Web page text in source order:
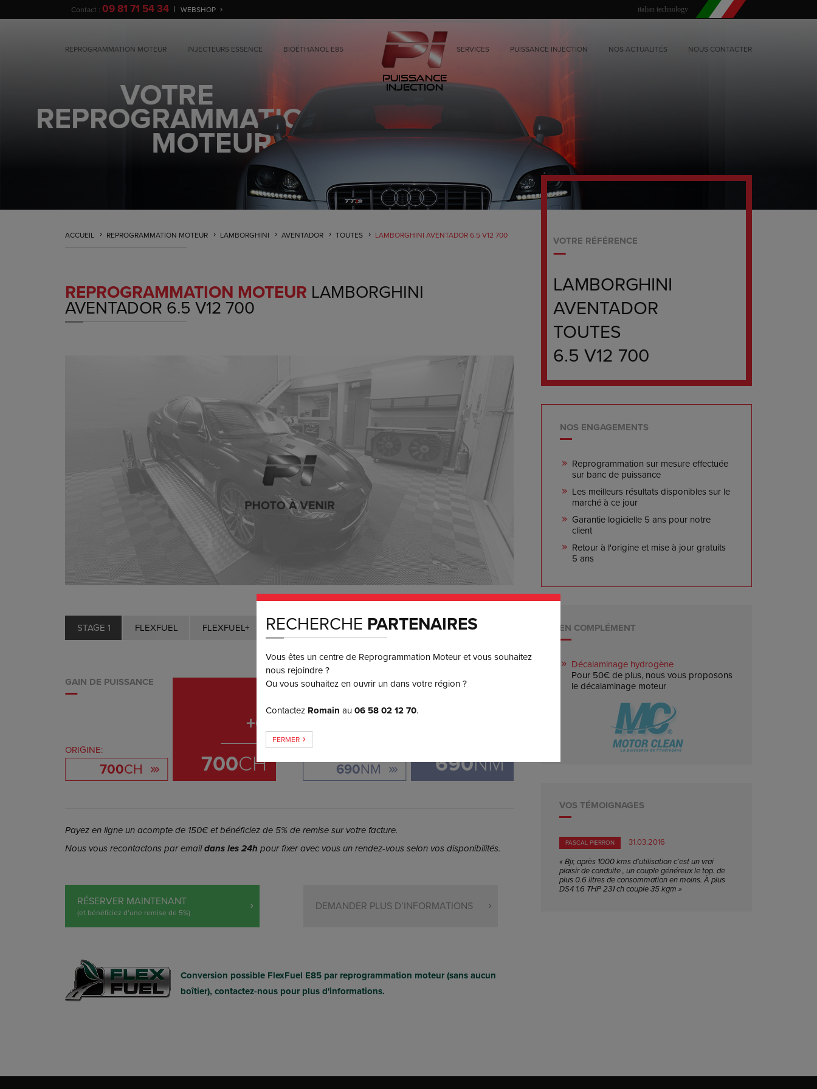
italian technology
Contact : 09 81 71 54 34 WEBSHOP
Puissance
Injection
REPROGRAMMATION MOTEUR INJECTEURS ESSENCE BIOÉTHANOL E85 SERVICES PUISSANCE INJECTION NOS ACTUALITÉS NOUS CONTACTER
ACCUEIL REPROGRAMMATION MOTEUR LAMBORGHINI AVENTADOR TOUTES LAMBORGHINI AVENTADOR 6.5 V12 700
REPROGRAMMATION MOTEUR LAMBORGHINI
AVENTADOR 6.5 V12 700
STAGE 1 FLEXFUEL FLEXFUEL+ 3 ou 4x
SANS FRAIS 0
GAIN DE PUISSANCE
ORIGINE:
700CH
+0
700CH
GAIN DE COUPLE
ORIGINE:
690NM 690NM
Payez en ligne un acompte de 150€ et bénéficiez de 5% de remise sur votre facture.
Nous vous recontactons par emaildans les 24h pour fixer avec vous un rendez-vous selon vos disponibilités.
RÉSERVER MAINTENANT
(et bénéficiez d’une remise de 5%) DEMANDER PLUS D’INFORMATIONS
Conversion possible FlexFuel E85 par reprogrammation moteur (sans aucun
boîtier), contactez-nous pour plus d'informations.
VOTRE RÉFÉRENCE
LAMBORGHINI
AVENTADOR
TOUTES
6.5 V12 700
NOS ENGAGEMENTS
Reprogrammation sur mesure effectuée
sur banc de puissance
Les meilleurs résultats disponibles sur le
marché à ce jour
Garantie logicielle 5 ans pour notre
client
Retour à l'origine et mise à jour gratuits
5 ans
EN COMPLÉMENT
Décalaminage hydrogène
Pour 50€ de plus, nous vous proposons
le décalaminage moteur
VOS TÉMOIGNAGES
PASCAL PIERRON
31.03.2016
« Bjr, après 1000 kms d’utilisation c’est un vrai
plaisir de conduite , un couple généreux le top. de
plus 0.6 litres de consommation en moins. À plus
DS4 1.6 THP 231 ch couple 35 kgm »
RECHERCHE PARTENAIRES
Vous êtes un centre de Reprogrammation Moteur et vous souhaitez
nous rejoindre ?
Ou vous souhaitez en ouvrir un dans votre région ?
Contactez Romain au06 58 02 12 70.
FERMER